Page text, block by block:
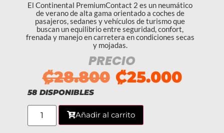
El Continental PremiumContact 2 es un neumático
de verano de alta gama orientado a coches de
pasajeros, sedanes y vehículos de turismo que
buscan un equilibrio entre seguridad, confort,
frenada y manejo en carretera en condiciones secas
y mojadas.
PRECIO
₡28.800 ₡25.000
58 DISPONIBLES
Añadir al carrito